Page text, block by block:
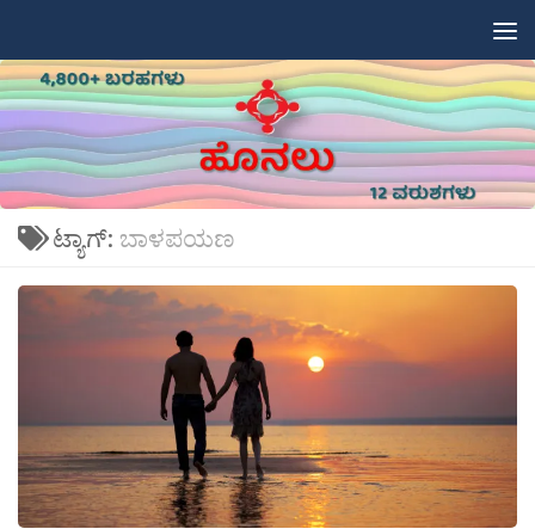
ಟ್ಯಾಗ್: ಬಾಳಪಯಣ